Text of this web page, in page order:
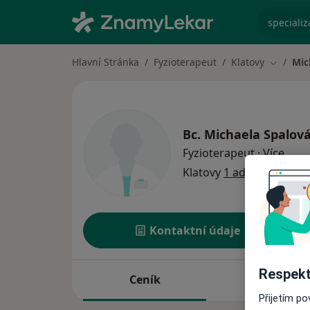
Hlavní Stránka Fyzioterapeut Klatovy Změna
Bc. Michaela Spalová
Fyzioterapeut·Víceo
Klatovy 1 adresa
Kontaktní údaje
Ceník Adresy
Přijetím